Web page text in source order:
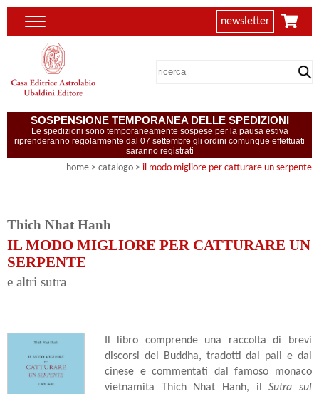
newsletter
SOSPENSIONE TEMPORANEA DELLE SPEDIZIONI
Le spedizioni sono temporaneamente sospese per la pausa estiva
riprenderanno regolarmente dal 07 settembre gli ordini comunque effettuati
saranno registrati
home > catalogo > il modo migliore per catturare un serpente
Thich Nhat Hanh
IL MODO MIGLIORE PER CATTURARE UN
SERPENTE
e altri sutra
Il libro comprende una raccolta di brevi
discorsi del Buddha, tradotti dal pali e dal
cinese e commentati dal famoso monaco
vietnamita Thich Nhat Hanh, ilSutra sul